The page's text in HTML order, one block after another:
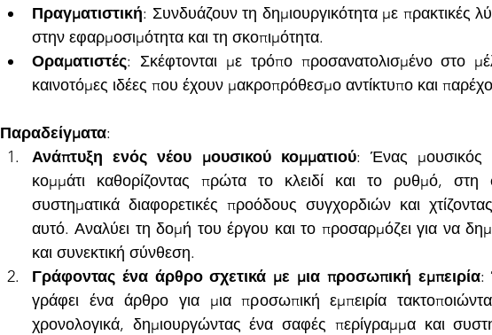
Πραγματιστική: Συνδυάζουν τη δημιουργικότητα με πρακτικές
στην εφαρμοσιμότητα και τη σκοπιμότητα.
Οραματιστές: Σκέφτονται με τρόπο προσανατολισμένο στο
καινοτόμες ιδέες που έχουν μακροπρόθεσμο αντίκτυπο και
Παραδείγματα:
Ανάπτυξη ενός νέου μουσικού κομματιού: Ένας μουσικός
κομμάτι καθορίζοντας πρώτα το κλειδί και το ρυθμό, στη
συστηματικά διαφορετικές προόδους συγχορδιών και
αυτό. Αναλύει τη δομή του έργου και το προσαρμόζει για να
και συνεκτική σύνθεση.
Γράφοντας ένα άρθρο σχετικά με μια προσωπική εμπειρία:
γράφει ένα άρθρο για μια προσωπική εμπειρία
χρονολογικά, δημιουργώντας ένα σαφές περίγραμμα και